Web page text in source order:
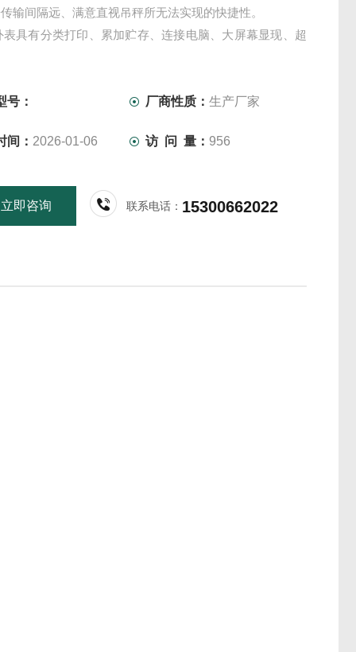
输间隔远、满意直视吊秤所无法实现的快捷性。
表具有分类打印、累加贮存、连接电脑、大屏幕显现、超
号： 厂商性质：生产厂家
间： 2026-01-06 访 问 量： 956
立即咨询 联系电话： 15300662022